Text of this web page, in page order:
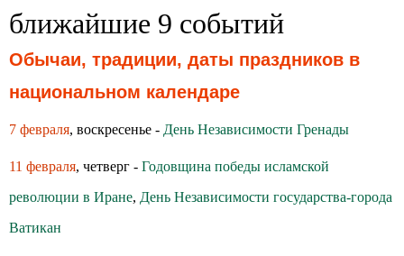
ближайшие 9 событий
Обычаи, традиции, даты праздников в
национальном календаре
7 февраля, воскресенье - День Независимости Гренады
11 февраля, четверг - Годовщина победы исламской
революции в Иране, День Независимости государства-города
Ватикан